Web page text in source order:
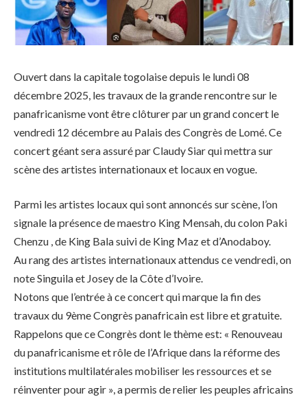
Ouvert dans la capitale togolaise depuis le lundi 08
décembre 2025, les travaux de la grande rencontre sur le
panafricanisme vont être clôturer par un grand concert le
vendredi 12 décembre au Palais des Congrès de Lomé. Ce
concert géant sera assuré par Claudy Siar qui mettra sur
scène des artistes internationaux et locaux en vogue.
Parmi les artistes locaux qui sont annoncés sur scène, l’on
signale la présence de maestro King Mensah, du colon Paki
Chenzu , de King Bala suivi de King Maz et d’Anodaboy.
Au rang des artistes internationaux attendus ce vendredi, on
note Singuila et Josey de la Côte d’Ivoire.
Notons que l’entrée à ce concert qui marque la fin des
travaux du 9ème Congrès panafricain est libre et gratuite.
Rappelons que ce Congrès dont le thème est: « Renouveau
du panafricanisme et rôle de l’Afrique dans la réforme des
institutions multilatérales mobiliser les ressources et se
réinventer pour agir », a permis de relier les peuples africains